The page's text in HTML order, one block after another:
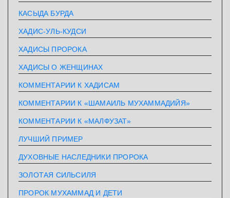
КАСЫДА БУРДА
ХАДИС-УЛЬ-КУДСИ
ХАДИСЫ ПРОРОКА
ХАДИСЫ О ЖЕНЩИНАХ
КОММЕНТАРИИ К ХАДИСАМ
КОММЕНТАРИИ К «ШАМАИЛЬ МУХАММАДИЙЯ»
КОММЕНТАРИИ К «МАЛФУЗАТ»
ЛУЧШИЙ ПРИМЕР
ДУХОВНЫЕ НАСЛЕДНИКИ ПРОРОКА
ЗОЛОТАЯ СИЛЬСИЛЯ
ПРОРОК МУХАММАД И ДЕТИ